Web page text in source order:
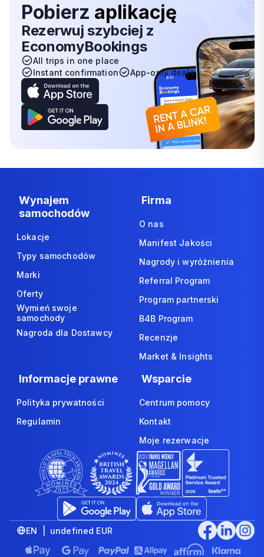
Pobierz aplikację
Rezerwuj szybciej z
EconomyBookings
All trips in one place
Instant confirmation
App-only deals
Wynajem
samochodów
Lokacje
Typy samochodów
Marki
Oferty
Wymień swoje
samochody
Nagroda dla Dostawcy
Firma
O nas
Manifest Jakości
Nagrody i wyróżnienia
Referral Program
Program partnerski
B4B Program
Recenzje
Market & Insights
Informacje prawne
Polityka prywatności
Regulamin
Wsparcie
Centrum pomocy
Kontakt
Moje rezerwacje
EN | undefined EUR